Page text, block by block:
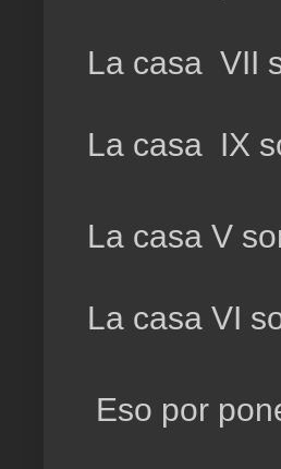
La casa VII
La casa IX
La casa V
La casa VI
Eso por